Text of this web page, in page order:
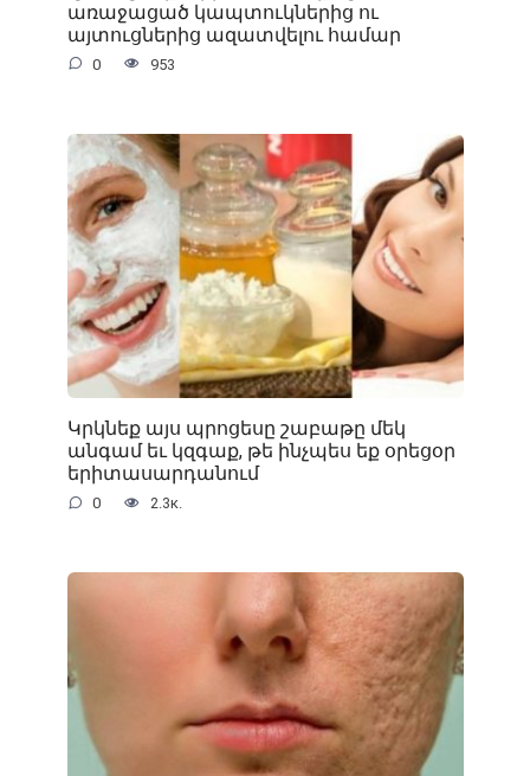
առաջացած կապտուկներից ու
այտուցներից ազատվելու համար
0 953
Կրկնեք այս պրոցեսը շաբաթը մեկ
անգամ եւ կզգաք, թե ինչպես եք օրեցօր
երիտասարդանում
0 2.3к.